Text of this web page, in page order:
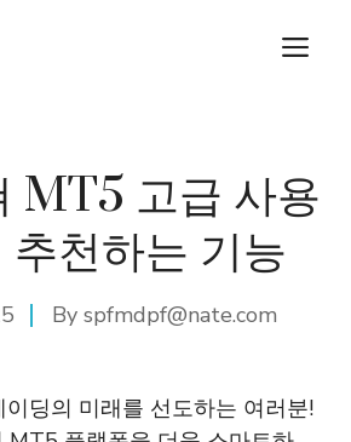
MT5 고급 사용
추천하는 기능
By spfmdpf@nate.com
이딩의 미래를 선도하는 여러분!